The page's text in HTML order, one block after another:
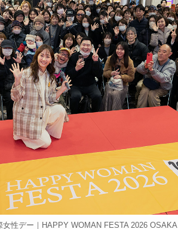
女性デー｜HAPPY WOMAN FESTA 2026 OSAKA